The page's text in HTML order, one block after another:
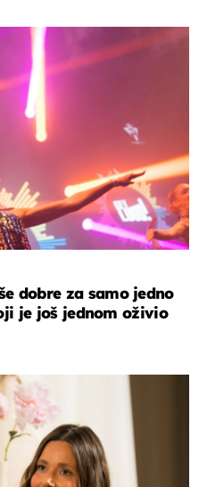
dobre za samo jedno
je još jednom oživio